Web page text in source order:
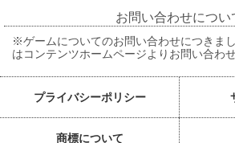
お問い合わせについ
※ゲームについてのお問い合わせにつきま
はコンテンツホームページよりお問い合わせ
プライバシーポリシー
商標について